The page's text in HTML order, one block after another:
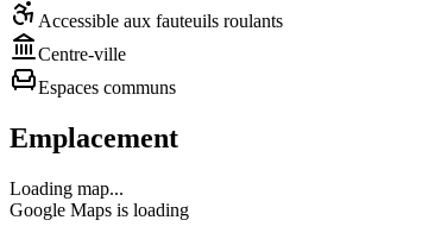
Accessible aux fauteuils roulants
Centre-ville
Espaces communs
Emplacement
Loading map...
Google Maps is loading